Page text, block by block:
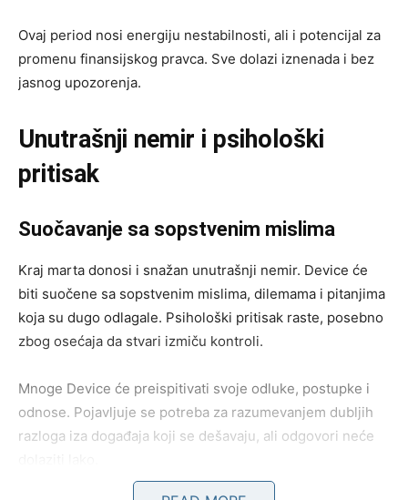
Ovaj period nosi energiju nestabilnosti, ali i potencijal za
promenu finansijskog pravca. Sve dolazi iznenada i bez
jasnog upozorenja.
Unutrašnji nemir i psihološki
pritisak
Suočavanje sa sopstvenim mislima
Kraj marta donosi i snažan unutrašnji nemir. Device će
biti suočene sa sopstvenim mislima, dilemama i pitanjima
koja su dugo odlagale. Psihološki pritisak raste, posebno
zbog osećaja da stvari izmiču kontroli.
Mnoge Device će preispitivati svoje odluke, postupke i
odnose. Pojavljuje se potreba za razumevanjem dubljih
razloga iza događaja koji se dešavaju, ali odgovori neće